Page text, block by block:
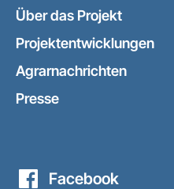
Über das Projekt
Projektentwicklungen
Agrarnachrichten
Presse
Facebook